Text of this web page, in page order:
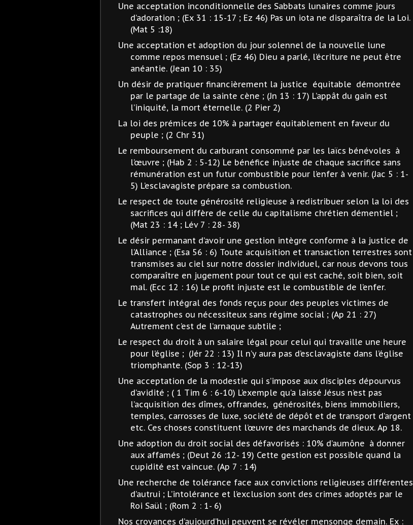
Une acceptation inconditionnelle des Sabbats lunaires comme jours
d’adoration ; (Ex 31 : 15-17 ; Ez 46) Pas un iota ne disparaîtra de la Loi.
(Mat 5 :18)
Une acceptation et adoption du jour solennel de la nouvelle lune
comme repos mensuel ; (Ez 46) Dieu a parlé, l’écriture ne peut être
anéantie. (Jean 10 : 35)
Un désir de pratiquer financièrement la justice équitable démontrée
par le partage de la sainte cène ; (Jn 13 : 17) L’appât du gain est
l’iniquité, la mort éternelle. (2 Pier 2)
La loi des prémices de 10% à partager équitablement en faveur du
peuple ; (2 Chr 31)
Le remboursement du carburant consommé par les laïcs bénévoles à
l’œuvre ; (Hab 2 : 5-12) Le bénéfice injuste de chaque sacrifice sans
rémunération est un futur combustible pour l’enfer à venir. (Jac 5 : 1-
5) L’esclavagiste prépare sa combustion.
Le respect de toute générosité religieuse à redistribuer selon la loi des
sacrifices qui diffère de celle du capitalisme chrétien démentiel ;
(Mat 23 : 14 ; Lév 7 : 28- 38)
Le désir permanant d’avoir une gestion intègre conforme à la justice de
l’Alliance ; (Esa 56 : 6) Toute acquisition et transaction terrestres sont
transmises au ciel sur notre dossier individuel, car nous devons tous
comparaître en jugement pour tout ce qui est caché, soit bien, soit
mal. (Ecc 12 : 16) Le profit injuste est le combustible de l’enfer.
Le transfert intégral des fonds reçus pour des peuples victimes de
catastrophes ou nécessiteux sans régime social ; (Ap 21 : 27)
Autrement c’est de l’arnaque subtile ;
Le respect du droit à un salaire légal pour celui qui travaille une heure
pour l’église ; (Jér 22 : 13) Il n’y aura pas d’esclavagiste dans l’église
triomphante. (Sop 3 : 12-13)
Une acceptation de la modestie qui s’impose aux disciples dépourvus
d’avidité ; ( 1 Tim 6 : 6-10) L’exemple qu’a laissé Jésus n’est pas
l’acquisition des dîmes, offrandes, générosités, biens immobiliers,
temples, carrosses de luxe, société de dépôt et de transport d’argent
etc. Ces choses constituent l’œuvre des marchands de dieux. Ap 18.
Une adoption du droit social des défavorisés : 10% d’aumône à donner
aux affamés ; (Deut 26 :12- 19) Cette gestion est possible quand la
cupidité est vaincue. (Ap 7 : 14)
Une recherche de tolérance face aux convictions religieuses différentes
d’autrui ; L’intolérance et l’exclusion sont des crimes adoptés par le
Roi Saül ; (Rom 2 : 1- 6)
Nos croyances d’aujourd’hui peuvent se révéler mensonge demain. Ex :